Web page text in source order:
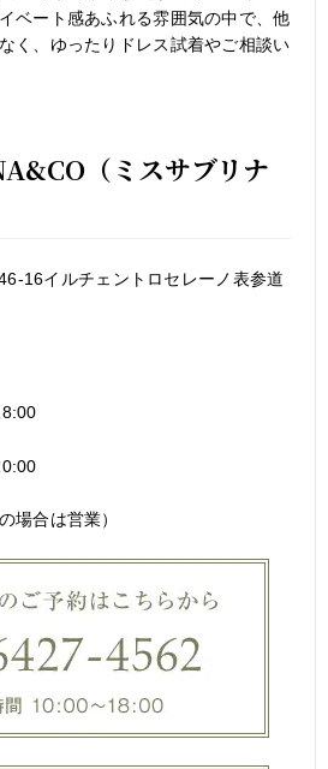
ベート感あふれる雰囲気の中で、他
く、ゆったりドレス試着やご相談い
（ミスサブリナ
16イルチェントロセレーノ表参道
場合は営業）